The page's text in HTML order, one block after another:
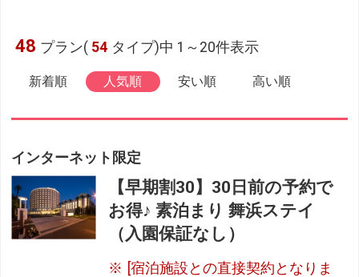
48 プラン( 54 タイプ)中 1～20件表示
新着順 人気順 安い順 高い順
インターネット限定
【早期割30】30日前の予約で
お得♪ 素泊まり 舞浜ステイ
（入園保証なし）
[宿泊施設との直接契約となりま